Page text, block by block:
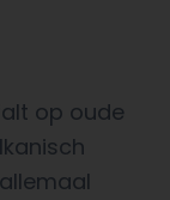
op oude